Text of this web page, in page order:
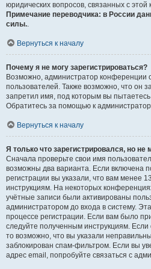
юридических вопросов, связанных с
Примечание переводчика: в России
силы..
Вернуться к началу
Почему я не могу зарегистрироваться?
Возможно, администратор конференции
пользователей. Также возможно, что он
запретил имя, под которым вы пытаетесь
Обратитесь за помощью к
Вернуться к началу
Я только что зарегистрировался, но не
Сначала проверьте свои имя
возможны два варианта. Если включена
регистрации вы указали, что вам менее
инструкциям. На некоторых
учётные записи были активированы
администратором до входа в систему.
процессе регистрации. Если вам было
следуйте полученным инструкциям.
то возможно, что вы указали
заблокирован спам-фильтром. Если вы
адрес email, попробуйте связаться с